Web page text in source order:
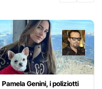
Pamela Genini, i poliziotti